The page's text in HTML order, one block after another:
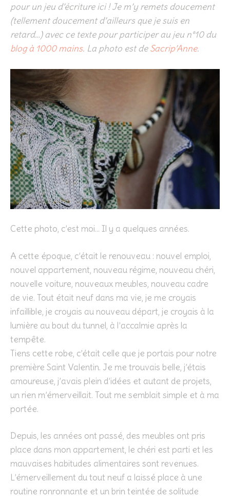
pour un jeu d’écriture ici ! Je m’y remets doucement
(tellement doucement d’ailleurs que je suis en
retard…) avec ce texte pour participer au jeu n°10 du
blog à 1000 mains. La photo est deSacrip’Anne.
Cette photo, c’est moi… Il y a quelques années.
A cette époque, c’était le renouveau : nouvel emploi,
nouvel appartement, nouveau régime, nouveau chéri,
nouvelle voiture, nouveaux meubles, nouveau cadre
de vie. Tout était neuf dans ma vie, je me croyais
infaillible, je croyais au nouveau départ, je croyais à la
lumière au bout du tunnel, à l’accalmie après la
tempête.
Tiens cette robe, c’était celle que je portais pour notre
première Saint Valentin. Je me trouvais belle, j’étais
amoureuse, j’avais plein d’idées et autant de projets,
un rien m’émerveillait. Tout me semblait simple et à ma
portée.
Depuis, les années ont passé, des meubles ont pris
place dans mon appartement, le chéri est parti et les
mauvaises habitudes alimentaires sont revenues.
L’émerveillement du tout neuf a laissé place à une
routine ronronnante et un brin teintée de solitude